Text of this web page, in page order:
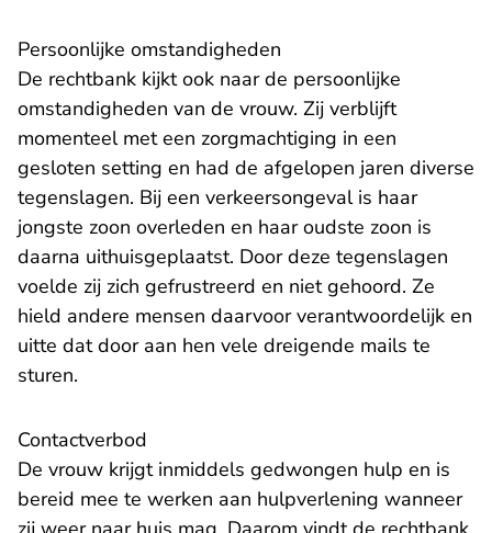
Persoonlijke omstandigheden
De rechtbank kijkt ook naar de persoonlijke
omstandigheden van de vrouw. Zij verblijft
momenteel met een zorgmachtiging in een
gesloten setting en had de afgelopen jaren diverse
tegenslagen. Bij een verkeersongeval is haar
jongste zoon overleden en haar oudste zoon is
daarna uithuisgeplaatst. Door deze tegenslagen
voelde zij zich gefrustreerd en niet gehoord. Ze
hield andere mensen daarvoor verantwoordelijk en
uitte dat door aan hen vele dreigende mails te
sturen.
Contactverbod
De vrouw krijgt inmiddels gedwongen hulp en is
bereid mee te werken aan hulpverlening wanneer